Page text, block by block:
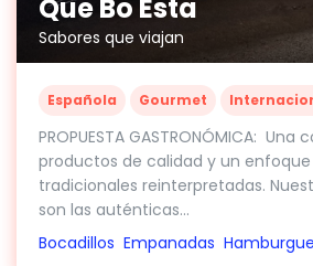
Que Bo Esta
Sabores que viajan
Española Gourmet
PROPUESTA GASTRONÓMICA: Una
productos de calidad y un
tradicionales reinterpretadas.
son las auténticas...
Bocadillos Empanadas